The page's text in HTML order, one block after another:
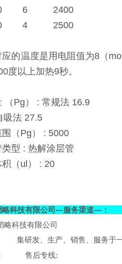
6 2400
4 2500
的温度是用电阻值为8（
度以上加热9秒。
Pg） : 常规法 16.9
27.5
（Pg） : 5000
型 : 热解涂层管
（ul） : 20
略科技有限公司—服务渠道—：
略科技有限公司
集研发、生产、销售、服务于
售后专线: